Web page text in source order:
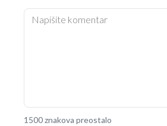
1500 znakova preostalo